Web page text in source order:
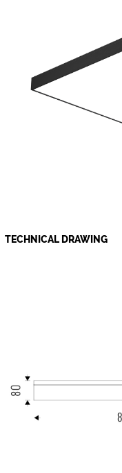
TECHNICAL DRAWING